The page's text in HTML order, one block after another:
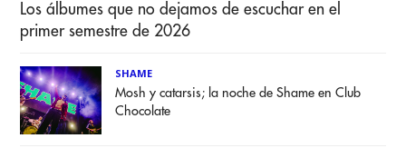
Los álbumes que no dejamos de escuchar en el
primer semestre de 2026
SHAME
Mosh y catarsis; la noche de Shame en Club
Chocolate